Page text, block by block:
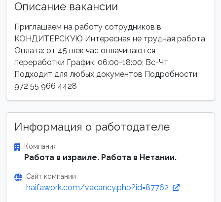
Описание вакансии
Приглашаем на работу сотрудников в
КОНДИТЕРСКУЮ Интересная не трудная работа
Оплата: от 45 шек час оплачиваются
переработки График: 06:00-18:00; Вс-Чт
Подходит для любых документов Подробности:
972 55 966 4428
Информация о работодателе
Компания
Работа в израиле. Работа в Нетании.
Сайт компании
haifawork.com/vacancy.php?id=87762